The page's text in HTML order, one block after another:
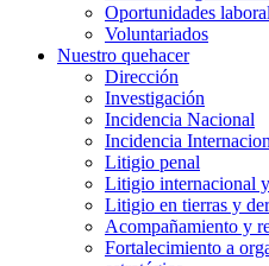
Oportunidades
Voluntariados
Nuestro quehacer
Dirección
Investigación
Incidencia Nacional
Incidencia
Litigio penal
Litigio internacional
Litigio en tierras y
Acompañamiento y
Fortalecimiento a